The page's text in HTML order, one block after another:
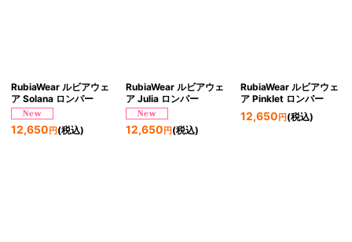
RubiaWear ルビアウェ
ア Solana ロンパー
12,650 円 (税込)
RubiaWear ルビアウェ
ア Julia ロンパー
12,650 円(税込)
RubiaWear ルビアウェ
ア Pinklet ロンパー
12,650 円(税込)